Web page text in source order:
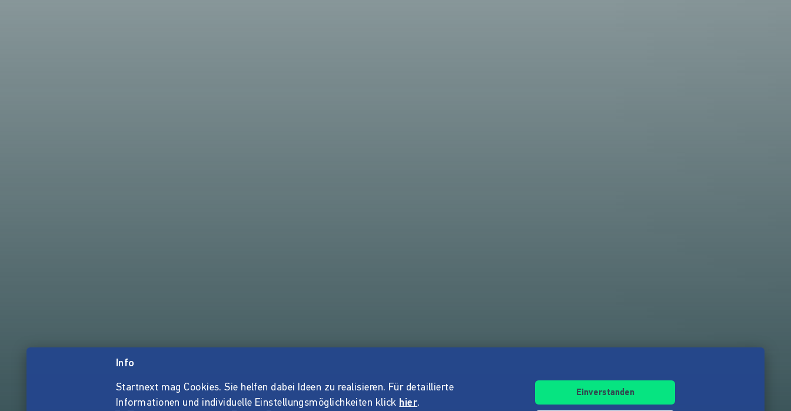
Info
Startnext mag Cookies. Sie helfen dabei Ideen zu realisieren. Für detaillierte
Informationen und individuelle Einstellungsmöglichkeiten klick hier.
Einverstanden